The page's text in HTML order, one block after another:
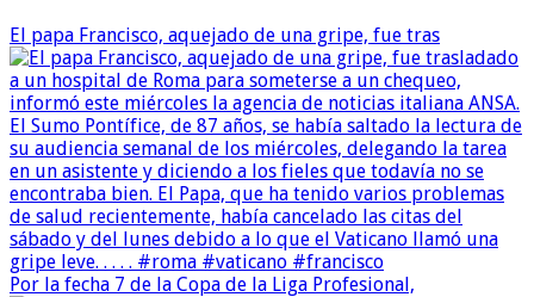
El papa Francisco, aquejado de una gripe, fue tras
Por la fecha 7 de la Copa de la Liga Profesional,